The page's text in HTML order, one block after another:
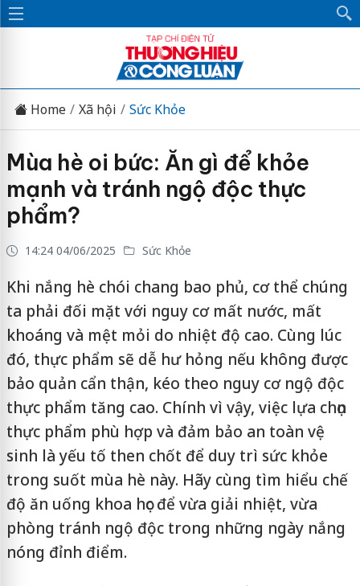
Home Xã hội Sức Khỏe
Mùa hè oi bức: Ăn gì để khỏe
mạnh và tránh ngộ độc thực
phẩm?
14:24 04/06/2025 Sức Khỏe
Khi nắng hè chói chang bao phủ, cơ thể chúng
ta phải đối mặt với nguy cơ mất nước, mất
khoáng và mệt mỏi do nhiệt độ cao. Cùng lúc
đó, thực phẩm sẽ dễ hư hỏng nếu không được
bảo quản cẩn thận, kéo theo nguy cơ ngộ độc
thực phẩm tăng cao. Chính vì vậy, việc lựa chọn
thực phẩm phù hợp và đảm bảo an toàn vệ
sinh là yếu tố then chốt để duy trì sức khỏe
trong suốt mùa hè này. Hãy cùng tìm hiểu chế
độ ăn uống khoa học để vừa giải nhiệt, vừa
phòng tránh ngộ độc trong những ngày nắng
nóng đỉnh điểm.